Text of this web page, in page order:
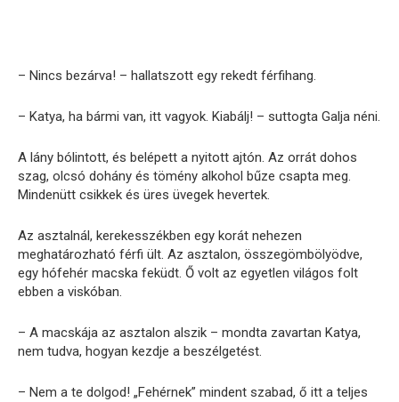
– Nincs bezárva! – hallatszott egy rekedt férfihang.
– Katya, ha bármi van, itt vagyok. Kiabálj! – suttogta Galja néni.
A lány bólintott, és belépett a nyitott ajtón. Az orrát dohos
szag, olcsó dohány és tömény alkohol bűze csapta meg.
Mindenütt csikkek és üres üvegek hevertek.
Az asztalnál, kerekesszékben egy korát nehezen
meghatározható férfi ült. Az asztalon, összegömbölyödve,
egy hófehér macska feküdt. Ő volt az egyetlen világos folt
ebben a viskóban.
– A macskája az asztalon alszik – mondta zavartan Katya,
nem tudva, hogyan kezdje a beszélgetést.
– Nem a te dolgod! „Fehérnek” mindent szabad, ő itt a teljes